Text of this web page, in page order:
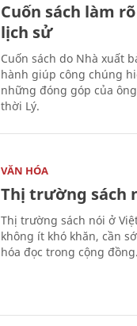
Cuốn sách làm
lịch sử
Cuốn sách do Nhà xuất
hành giúp công chúng
những đóng góp của
thời Lý.
VĂN HÓA
Thị trường sách
Thị trường sách nói ở
không ít khó khăn, cần
hóa đọc trong cộng đồng.